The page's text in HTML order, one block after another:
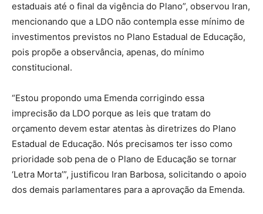
estaduais até o final da vigência do Plano”, observou Iran,
mencionando que a LDO não contempla esse mínimo de
investimentos previstos no Plano Estadual de Educação,
pois propõe a observância, apenas, do mínimo
constitucional.
“Estou propondo uma Emenda corrigindo essa
imprecisão da LDO porque as leis que tratam do
orçamento devem estar atentas às diretrizes do Plano
Estadual de Educação. Nós precisamos ter isso como
prioridade sob pena de o Plano de Educação se tornar
‘Letra Morta’”, justificou Iran Barbosa, solicitando o apoio
dos demais parlamentares para a aprovação da Emenda.